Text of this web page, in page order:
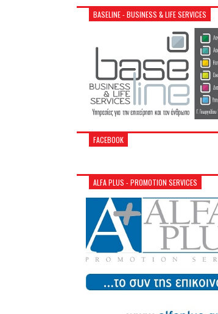
BASELINE - BUSINESS & LIFE SERVICES
FACEBOOK
ALFA PLUS - PROMOTION SERVICES